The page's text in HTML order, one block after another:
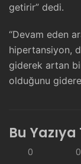
getirir” dedi.
“Devam eden
hipertansiyon,
giderek artan
olduğunu
Bu
0 0